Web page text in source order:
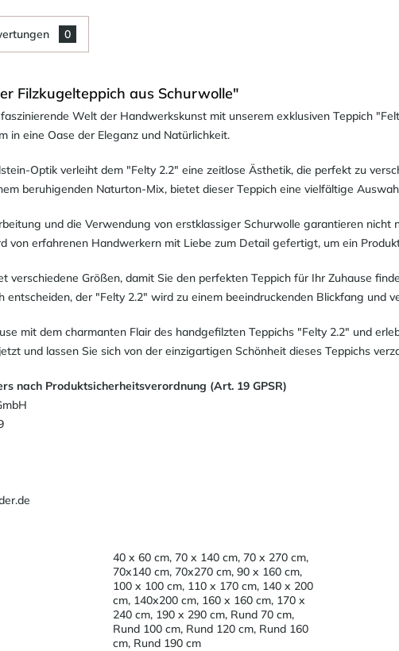
0
Filzkugelteppich aus Schurwolle"
Welt der Handwerkskunst mit unserem exklusiven Teppich
in eine Oase der Eleganz und Natürlichkeit.
Optik verleiht dem "Felty 2.2" eine zeitlose Ästhetik, die perfekt zu
beruhigenden Naturton-Mix, bietet dieser Teppich eine vielfältige
und die Verwendung von erstklassiger Schurwolle garantieren nicht
von erfahrenen Handwerkern mit Liebe zum Detail gefertigt, um ein
verschiedene Größen, damit Sie den perfekten Teppich für Ihr Zuhause
entscheiden, der "Felty 2.2" wird zu einem beeindruckenden Blickfang und
mit dem charmanten Flair des handgefilzten Teppichs "Felty 2.2" und
und lassen Sie sich von der einzigartigen Schönheit dieses Teppichs
nach Produktsicherheitsverordnung (Art. 19 GPSR)
40 x 60 cm, 70 x 140 cm, 70 x 270 cm,
70x140 cm, 70x270 cm, 90 x 160 cm,
100 x 100 cm, 110 x 170 cm, 140 x 200
cm, 140x200 cm, 160 x 160 cm, 170 x
240 cm, 190 x 290 cm, Rund 70 cm,
Rund 100 cm, Rund 120 cm, Rund 160
cm, Rund 190 cm